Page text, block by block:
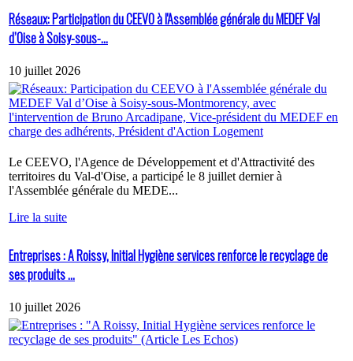
Réseaux: Participation du CEEVO à l'Assemblée générale du MEDEF Val
d’Oise à Soisy-sous-...
10 juillet 2026
Le CEEVO, l'Agence de Développement et d'Attractivité des
territoires du Val-d'Oise, a participé le 8 juillet dernier à
l'Assemblée générale du MEDE...
Lire la suite
Entreprises : A Roissy, Initial Hygiène services renforce le recyclage de
ses produits ...
10 juillet 2026